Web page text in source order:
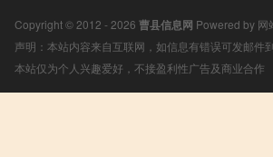
Copyright © 2012 - 2026 曹县信息网 Powered by 网
声明：本站内容来自互联网，如信息有错误可发邮
本站仅为个人兴趣爱好，不接盈利性广告及商业合作